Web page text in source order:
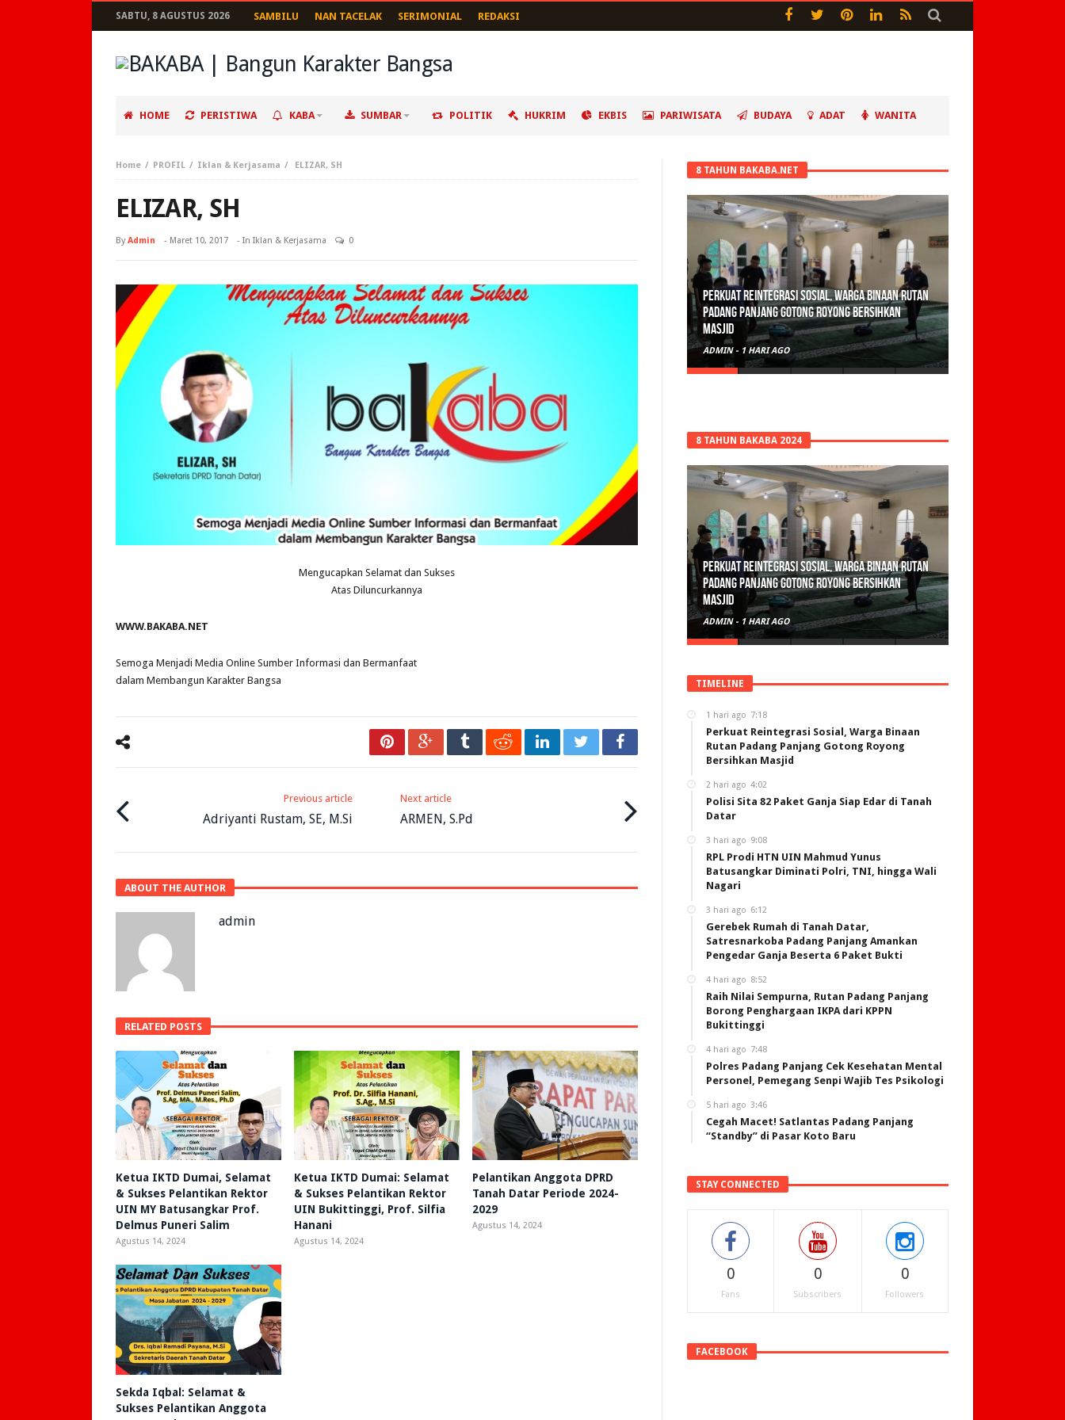
SABTU, 8 AGUSTUS 2026 SAMBILU NAN TACELAK SERIMONIAL REDAKSI
HOME PERISTIWA KABA SUMBAR POLITIK HUKRIM EKBIS PARIWISATA BUDAYA ADAT WANITA
Home PROFIL Iklan & Kerjasama ELIZAR, SH
ELIZAR, SH
ByAdmin - Maret 10, 2017 - In Iklan & Kerjasama 0
Mengucapkan Selamat dan Sukses
Atas Diluncurkannya
WWW.BAKABA.NET
Semoga Menjadi Media Online Sumber Informasi dan Bermanfaat
dalam Membangun Karakter Bangsa
Previous article
Adriyanti Rustam, SE, M.Si
Next article
ARMEN, S.Pd
ABOUT THE AUTHOR
admin
RELATED POSTS
Ketua IKTD Dumai, Selamat
& Sukses Pelantikan Rektor
UIN MY Batusangkar Prof.
Delmus Puneri Salim
Agustus 14, 2024
Ketua IKTD Dumai: Selamat
& Sukses Pelantikan Rektor
UIN Bukittinggi, Prof. Silfia
Hanani
Agustus 14, 2024
Pelantikan Anggota DPRD
Tanah Datar Periode 2024-
2029
Agustus 14, 2024
Sekda Iqbal: Selamat &
Sukses Pelantikan Anggota
8 TAHUN BAKABA.NET
Perkuat Reintegrasi Sosial, Warga Binaan Rutan
Padang Panjang Gotong Royong Bersihkan
Masjid
ADMIN - 1 HARI AGO
8 TAHUN BAKABA 2024
Perkuat Reintegrasi Sosial, Warga Binaan Rutan
Padang Panjang Gotong Royong Bersihkan
Masjid
ADMIN - 1 HARI AGO
TIMELINE
1 hari ago 7:18
Perkuat Reintegrasi Sosial, Warga Binaan
Rutan Padang Panjang Gotong Royong
Bersihkan Masjid
2 hari ago 4:02
Polisi Sita 82 Paket Ganja Siap Edar di Tanah
Datar
3 hari ago 9:08
RPL Prodi HTN UIN Mahmud Yunus
Batusangkar Diminati Polri, TNI, hingga Wali
Nagari
3 hari ago 6:12
Gerebek Rumah di Tanah Datar,
Satresnarkoba Padang Panjang Amankan
Pengedar Ganja Beserta 6 Paket Bukti
4 hari ago 8:52
Raih Nilai Sempurna, Rutan Padang Panjang
Borong Penghargaan IKPA dari KPPN
Bukittinggi
4 hari ago 7:48
Polres Padang Panjang Cek Kesehatan Mental
Personel, Pemegang Senpi Wajib Tes Psikologi
5 hari ago 3:46
Cegah Macet! Satlantas Padang Panjang
“Standby” di Pasar Koto Baru
STAY CONNECTED
0
Fans
0
Subscribers
0
Followers
FACEBOOK